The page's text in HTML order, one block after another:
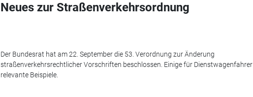
Neues zur Straßenverkehrsordnung
Der Bundesrat hat am 22. September die 53. Verordnung zur Änderung
straßenverkehrsrechtlicher Vorschriften beschlossen. Einige für Dienstwagenfahrer
relevante Beispiele.